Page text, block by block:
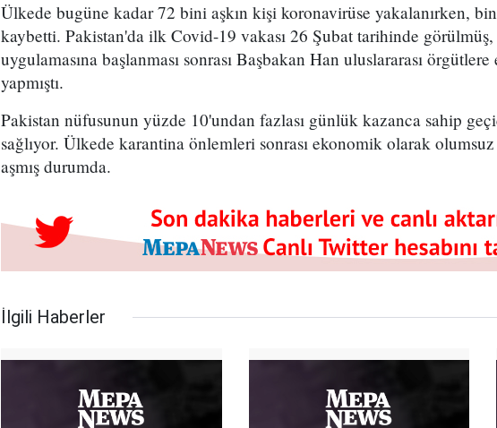
Ülkede bugüne kadar 72 bini aşkın kişi koronavirüse yakalanırken,
kaybetti. Pakistan'da ilk Covid-19 vakası 26 Şubat tarihinde
uygulamasına başlanması sonrası Başbakan Han uluslararası örgütlere
yapmıştı.
Pakistan nüfusunun yüzde 10'undan fazlası günlük kazanca sahip
sağlıyor. Ülkede karantina önlemleri sonrası ekonomik olarak
aşmış durumda.
İlgili Haberler